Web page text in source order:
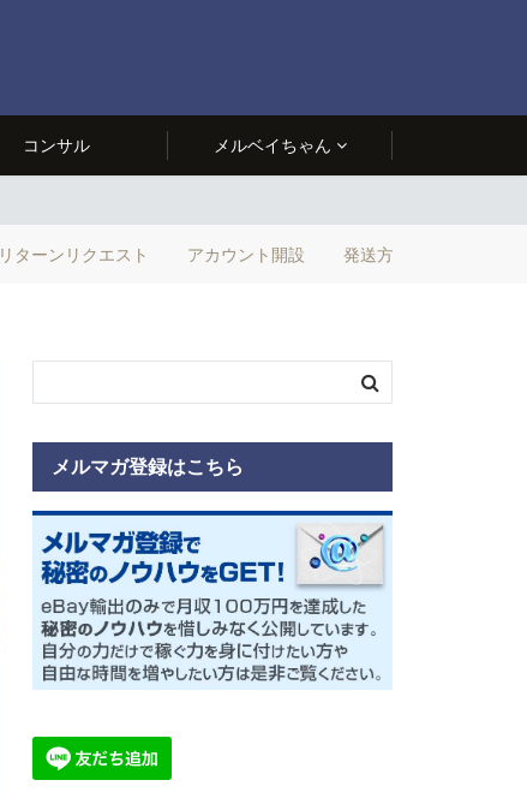
コンサル メルベイちゃん
リターンリクエスト アカウント開設 発送方法
メルマガ登録はこちら